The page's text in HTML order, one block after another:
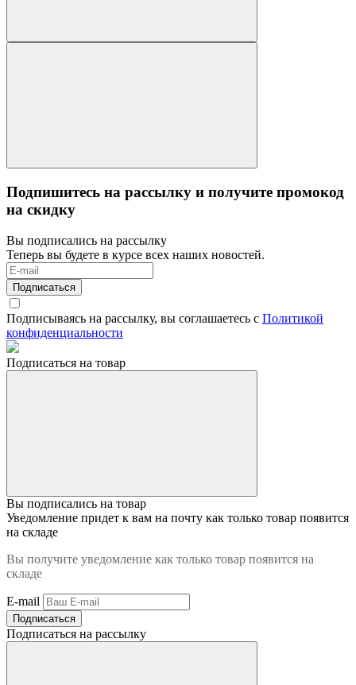
Подпишитесь на рассылку и получите промокод
на скидку
Вы подписались на рассылку
Теперь вы будете в курсе всех наших новостей.
Подписаться
Подписываясь на рассылку, вы соглашаетесь с Политикой
конфиденциальности
Подписаться на товар
Вы подписались на товар
Уведомление придет к вам на почту как только товар появится
на складе
Вы получите уведомление как только товар появится на
складе
E-mail
Подписаться
Подписаться на рассылку